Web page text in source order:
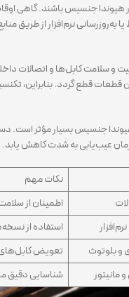
هیوندا جنسیس باشند.
نرم‌افزار از طریق
و سلامت کابل‌ها و
قطع گردد. بنابراین،
هیوندا جنسیس بسیار مؤثر
عیب‌یابی به شدت کاهش
نکات مهم
اطمینان از
استفاده از
و بلوتوث تعویض
شناسایی دقیق